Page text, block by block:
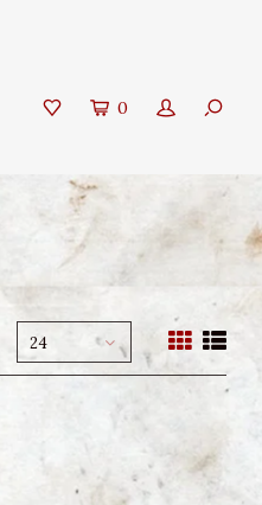
0
24